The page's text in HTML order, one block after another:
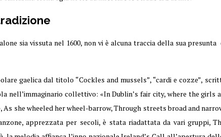
sia vissuta nel 1600, non vi è alcuna traccia della sua
gaelica dal titolo “Cockles and mussels”, “cardi e cozze”,
nell’immaginario collettivo: «In Dublin’s fair city, where the
she wheeled her wheel-barrow, Through streets broad and
apprezzata per secoli, è stata riadattata da vari gruppi,